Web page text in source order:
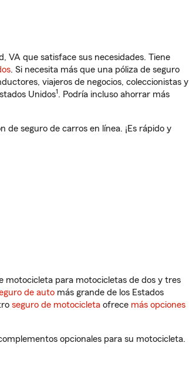
VA que satisface sus necesidades. Tiene
. Si necesita más que una póliza de seguro
viajeros de negocios, coleccionistas y
Unidos1. Podría incluso ahorrar más
seguro de carros en línea. ¡Es rápido y
motocicleta para motocicletas de dos y tres
de auto más grande de los Estados
seguro de motocicleta ofrece más opciones
opcionales para su motocicleta.